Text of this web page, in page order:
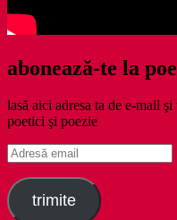
abonează-te la
lasă aici adresa ta de e-mail
poetici şi poezie
Adresă
email
trimite